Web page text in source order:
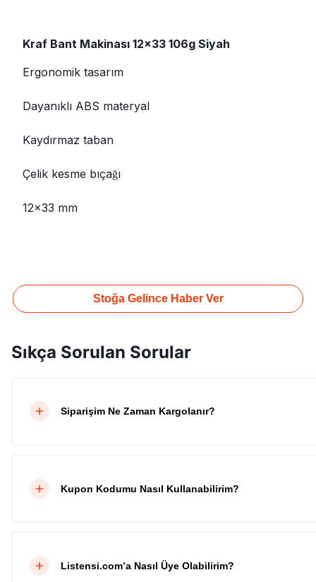
Kraf Bant Makinası 12x33 106g Siyah
Ergonomik tasarım
Dayanıklı ABS materyal
Kaydırmaz taban
Çelik kesme bıçağı
12x33 mm
Stoğa Gelince Haber Ver
Sıkça Sorulan Sorular
Siparişim Ne Zaman Kargolanır?
Kupon Kodumu Nasıl Kullanabilirim?
Listensi.com’a Nasıl Üye Olabilirim?